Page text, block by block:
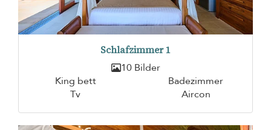
Schlafzimmer 1
10 Bilder
King bett
Badezimmer
Tv
Aircon